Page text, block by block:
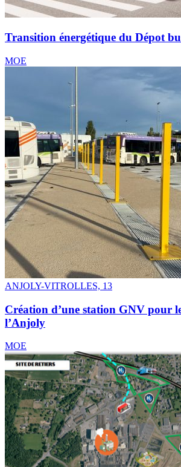
Transition énergétique du Dépot
MOE
ANJOLY-VITROLLES, 13
Création d’une station GNV pour
l’Anjoly
MOE